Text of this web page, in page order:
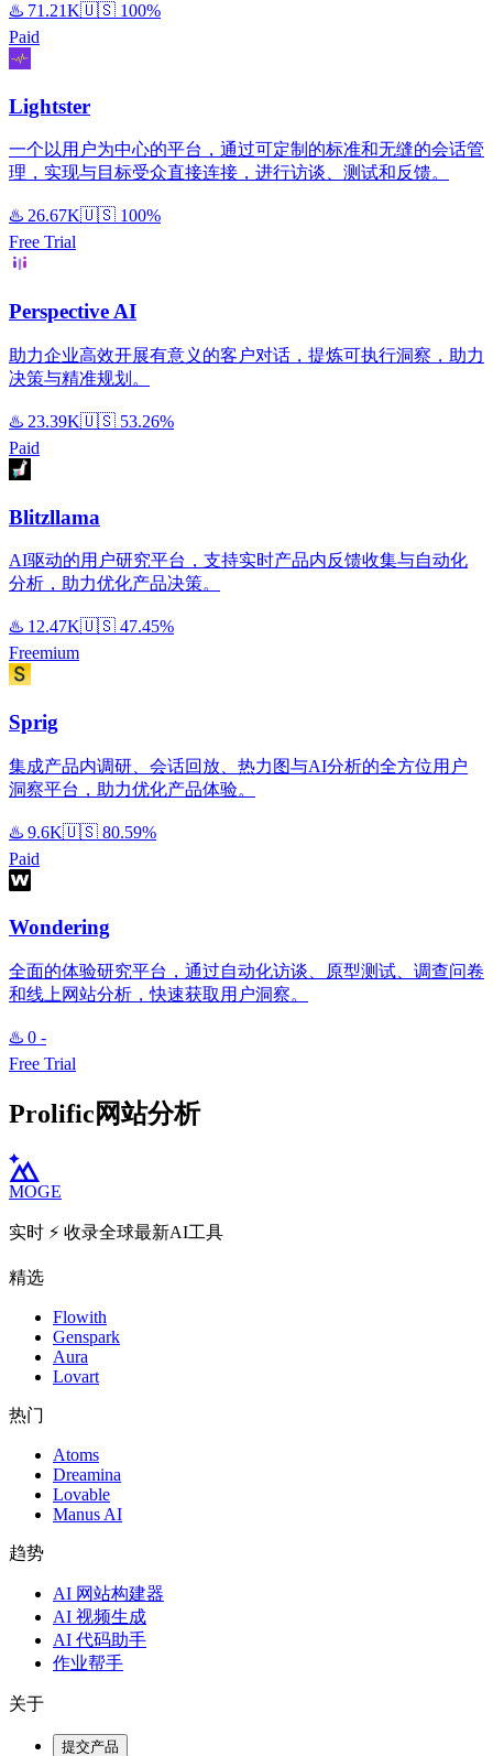
♨️ 71.21K🇺🇸 100%
Paid
Lightster
一个以用户为中心的平台，通过可定制的标准和无缝的会话管
理，实现与目标受众直接连接，进行访谈、测试和反馈。
♨️ 26.67K🇺🇸 100%
Free Trial
Perspective AI
助力企业高效开展有意义的客户对话，提炼可执行洞察，助力
决策与精准规划。
♨️ 23.39K🇺🇸 53.26%
Paid
Blitzllama
AI驱动的用户研究平台，支持实时产品内反馈收集与自动化
分析，助力优化产品决策。
♨️ 12.47K🇺🇸 47.45%
Freemium
Sprig
集成产品内调研、会话回放、热力图与AI分析的全方位用户
洞察平台，助力优化产品体验。
♨️ 9.6K🇺🇸 80.59%
Paid
Wondering
全面的体验研究平台，通过自动化访谈、原型测试、调查问卷
和线上网站分析，快速获取用户洞察。
♨️ 0 -
Free Trial
Prolific网站分析
MOGE
实时 ⚡️ 收录全球最新AI工具
精选
Flowith
Genspark
Aura
Lovart
热门
Atoms
Dreamina
Lovable
Manus AI
趋势
AI 网站构建器
AI 视频生成
AI 代码助手
作业帮手
关于
提交产品